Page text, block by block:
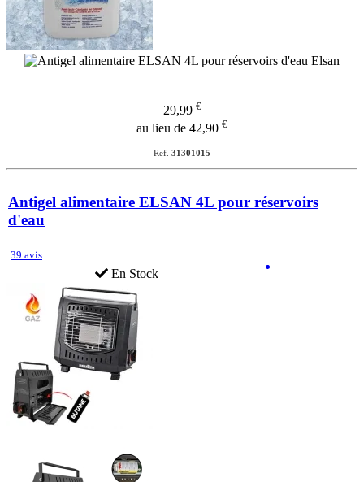
29,99 €
au lieu de 42,90 €
Ref. 31301015
Antigel alimentaire ELSAN 4L pour réservoirs
d'eau
39 avis
En Stock